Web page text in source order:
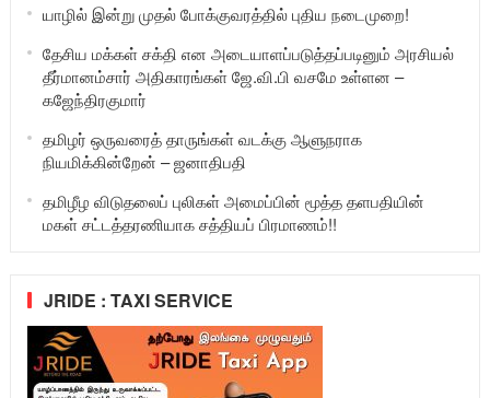
யாழில் இன்று முதல் போக்குவரத்தில் புதிய நடைமுறை!
தேசிய மக்கள் சக்தி என அடையாளப்படுத்தப்படினும் அரசியல்
தீர்மானம்சார் அதிகாரங்கள் ஜே.வி.பி வசமே உள்ளன –
கஜேந்திரகுமார்
தமிழர் ஒருவரைத் தாருங்கள் வடக்கு ஆளுநராக
நியமிக்கின்றேன் – ஜனாதிபதி
தமிழீழ விடுதலைப் புலிகள் அமைப்பின் மூத்த தளபதியின்
மகள் சட்டத்தரணியாக சத்தியப் பிரமாணம்!!
JRIDE : TAXI SERVICE